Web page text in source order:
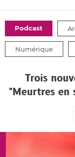
Thématiques
:
Podcast
Numérique
Trois
"Meurtres en